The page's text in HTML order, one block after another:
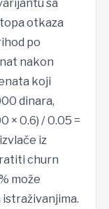
sa
otkaza
po
nakon
koji
dinara,
× 0.6) / 0.05 =
iz
churn
može